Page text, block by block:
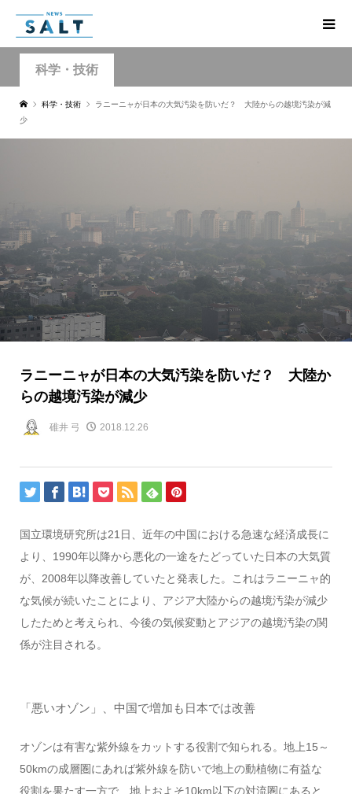
科学・技術
科学・技術
ラニーニャが日本の大気汚染を防いだ？ 大陸からの越境汚染が減
少
ラニーニャが日本の大気汚染を防いだ？ 大陸か
らの越境汚染が減少
碓井 弓 2018.12.26
国立環境研究所は21日、近年の中国における急速な経済成長に
より、1990年以降から悪化の一途をたどっていた日本の大気質
が、2008年以降改善していたと発表した。これはラニーニャ的
な気候が続いたことにより、アジア大陸からの越境汚染が減少
したためと考えられ、今後の気候変動とアジアの越境汚染の関
係が注目される。
「悪いオゾン」、中国で増加も日本では改善
オゾンは有害な紫外線をカットする役割で知られる。地上15～
50kmの成層圏にあれば紫外線を防いで地上の動植物に有益な
役割を果たす一方で、地上およそ10km以下の対流圏にあると